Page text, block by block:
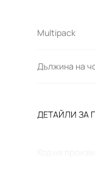
Multipack
Дължина на
ДЕТАЙЛИ ЗА